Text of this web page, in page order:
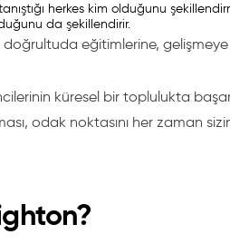
herkes kim olduğunu
da şekillendirir.
doğrultuda eğitimlerine,
küresel bir toplulukta
odak noktasını her zaman